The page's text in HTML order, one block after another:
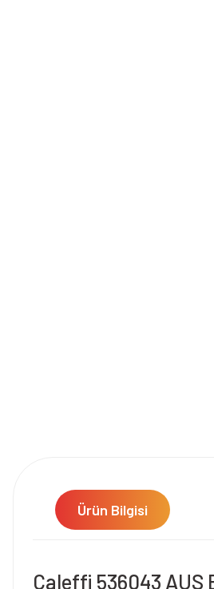
Ürün Bilgisi
Caleffi 536043 AUS